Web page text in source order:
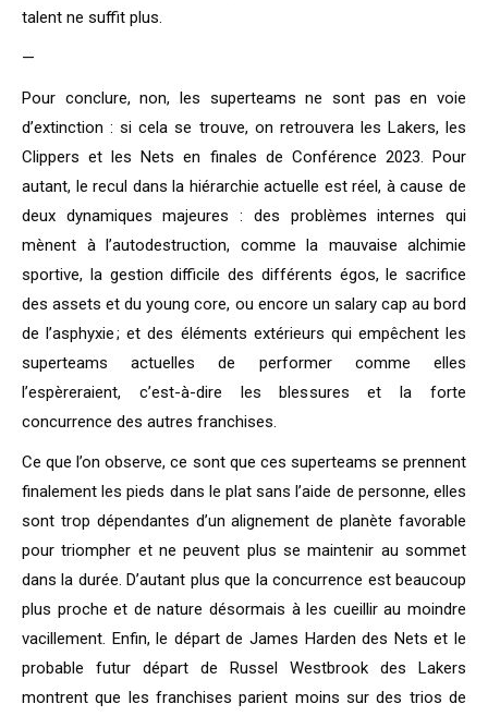
talent ne suffit plus.
—
Pour conclure, non, les superteams ne sont pas en voie
d’extinction : si cela se trouve, on retrouvera les Lakers, les
Clippers et les Nets en finales de Conférence 2023. Pour
autant, le recul dans la hiérarchie actuelle est réel, à cause de
deux dynamiques majeures : des problèmes internes qui
mènent à l’autodestruction, comme la mauvaise alchimie
sportive, la gestion difficile des différents égos, le sacrifice
des assets et du young core, ou encore un salary cap au bord
de l’asphyxie ; et des éléments extérieurs qui empêchent les
superteams actuelles de performer comme elles
l’espèreraient, c’est-à-dire les blessures et la forte
concurrence des autres franchises.
Ce que l’on observe, ce sont que ces superteams se prennent
finalement les pieds dans le plat sans l’aide de personne, elles
sont trop dépendantes d’un alignement de planète favorable
pour triompher et ne peuvent plus se maintenir au sommet
dans la durée. D’autant plus que la concurrence est beaucoup
plus proche et de nature désormais à les cueillir au moindre
vacillement. Enfin, le départ de James Harden des Nets et le
probable futur départ de Russel Westbrook des Lakers
montrent que les franchises parient moins sur des trios de